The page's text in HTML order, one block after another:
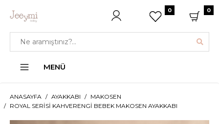
0 0
MENÜ
ANASAYFA AYAKKABI
MAKOSEN
ROYAL SERISI KAHVERENGI BEBEK MAKOSEN AYAKKABI